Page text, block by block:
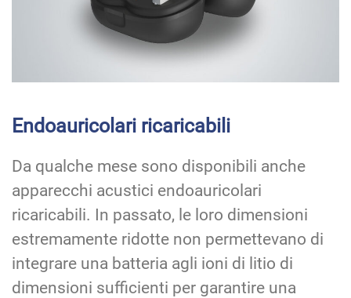
Endoauricolari ricaricabili
Da qualche mese sono disponibili anche
apparecchi acustici endoauricolari
ricaricabili. In passato, le loro dimensioni
estremamente ridotte non permettevano di
integrare una batteria agli ioni di litio di
dimensioni sufficienti per garantire una